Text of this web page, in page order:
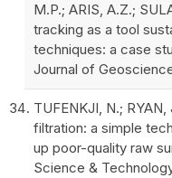
M.P.; ARIS, A.Z.;
tracking as a tool
techniques: a case
Journal of
TUFENKJI, N.;
filtration: a simple
up poor-quality raw
Science &